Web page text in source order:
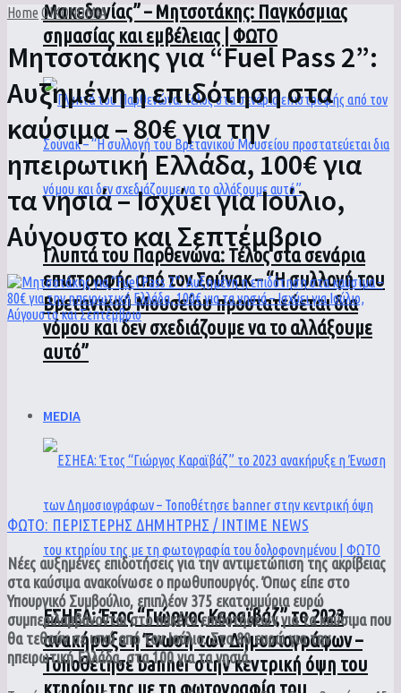
Μακεδονίας” – Μητσοτάκης: Παγκόσμιας
σημασίας και εμβέλειας | ΦΩΤΟ
Γλυπτά του Παρθενώνα: Τέλος στα σενάρια
επιστροφής από τον Σούνακ – “Η συλλογή του
Βρετανικού Μουσείου προστατεύεται δια
νόμου και δεν σχεδιάζουμε να το αλλάξουμε
αυτό”
MEDIA
ΕΣΗΕΑ: Έτος “Γιώργος Καραϊβάζ” το 2023
ανακήρυξε η Ένωση των Δημοσιογράφων –
Τοποθέτησε banner στην κεντρική όψη του
κτηρίου της με τη φωτογραφία του
Home ΟΙΚΟΝΟΜΙΑ
Μητσοτάκης για “Fuel Pass 2”:
Αυξημένη η επιδότηση στα
καύσιμα – 80€ για την
ηπειρωτική Ελλάδα, 100€ για
τα νησιά – Ισχύει για Ιούλιο,
Αύγουστο και Σεπτέμβριο
ΦΩΤΟ: ΠΕΡΙΣΤΕΡΗΣ ΔΗΜΗΤΡΗΣ / INTIME NEWS
Νέες αυξημένες επιδοτήσεις για την αντιμετώπιση της ακρίβειας
στα καύσιμα ανακοίνωσε ο πρωθυπουργός. Όπως είπε στο
Υπουργικό Συμβούλιο, επιπλέον 375 εκατομμύρια ευρώ
συμπεριλαμβάνονται στο πακέτο επιδοτήσεων για τα καύσιμα που
θα τεθούν σε ισχύ από τον Ιούλιο. Στα 80 ευρώ για την
ηπειρωτική Ελλάδα, στα 100 για τα νησιά.